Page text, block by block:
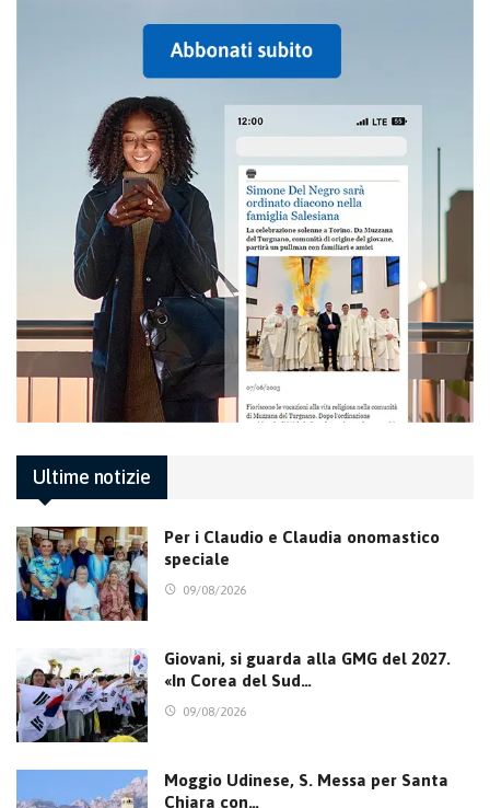
Ultime notizie
Per i Claudio e Claudia onomastico
speciale
09/08/2026
Giovani, si guarda alla GMG del 2027.
«In Corea del Sud…
09/08/2026
Moggio Udinese, S. Messa per Santa
Chiara con…